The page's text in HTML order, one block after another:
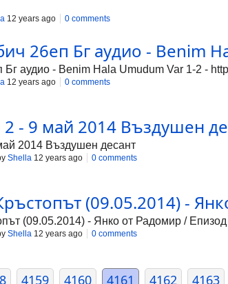
12 years ago 0 comments
26еп Бг аудио - Benim
аудио - Benim Hala Umudum Var 1-2 -
12 years ago 0 comments
2 - 9 май 2014 Въздушен
2014 Въздушен десант
Shella 12 years ago 0 comments
(09.05.2014) -
(09.05.2014) - Янко от Радомир /
Shella 12 years ago 0 comments
4159 4160 4161 4162 4163